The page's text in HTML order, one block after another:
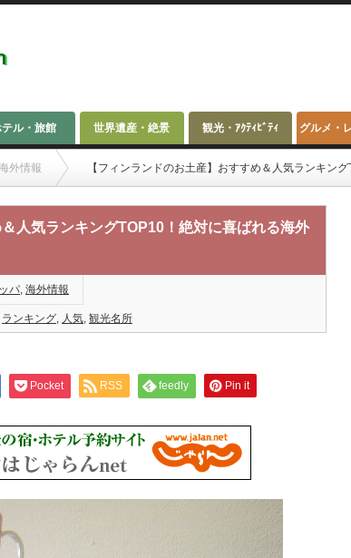
ル・旅館 世界遺産・絶景 観光・ｱｸﾃｨﾋﾞﾃｨ グルメ・
外情報 【フィンランドのお土産】おすすめ＆人気ランキン
人気ランキングTOP10！絶対に喜ばれる海外
パ, 海外情報
ランキング, 人気, 観光名所
Pocket RSS feedly Pin it